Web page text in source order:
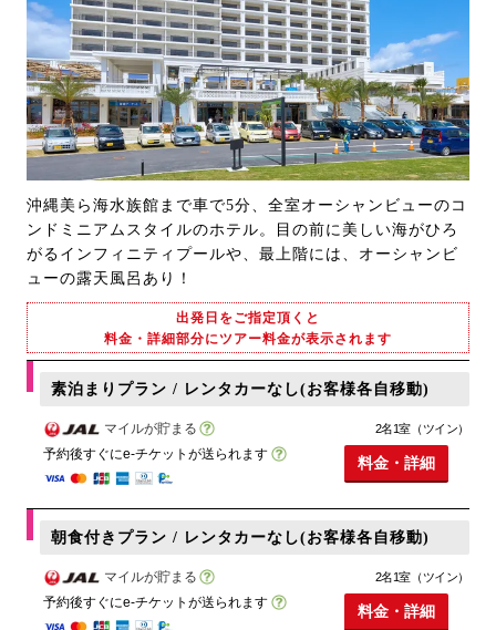
沖縄美ら海水族館まで車で5分、全室オーシャンビューのコ
ンドミニアムスタイルのホテル。目の前に美しい海がひろ
がるインフィニティプールや、最上階には、オーシャンビ
ューの露天風呂あり！
出発日をご指定頂くと
料金・詳細部分にツアー料金が表示されます
素泊まりプラン / レンタカーなし(お客様各自移動)
マイルが貯まる
予約後すぐにe-チケットが送られます
2名1室（ツイン）
料金・詳細
朝食付きプラン / レンタカーなし(お客様各自移動)
マイルが貯まる
予約後すぐにe-チケットが送られます
2名1室（ツイン）
料金・詳細